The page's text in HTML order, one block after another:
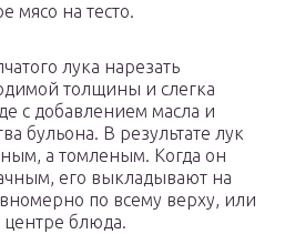
мясо на тесто.
лука нарезать
толщины и слегка
с добавлением масла и
бульона. В результате лук
а томленым. Когда он
его выкладывают на
по всему верху, или
блюда.